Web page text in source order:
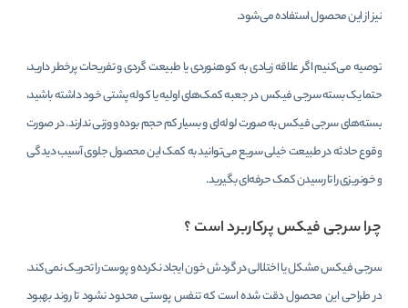
نیز از این محصول استفاده می‌شود.
توصیه می‌کنیم اگر علاقه زیادی به کوهنوردی یا طبیعت گردی و تفریحات پرخطر دارید،
حتما یک بسته سرجی فیکس در جعبه کمک‌های اولیه یا کوله پشتی خود داشته باشید،
بسته‌های سرجی فیکس به صورت لوله‌ای و بسیار کم حجم بوده و وزنی ندارند. در صورت
وقوع حادثه در طبیعت خیلی سریع می‌توانید به کمک این محصول جلوی آسیب دیدگی
و خونریزی را تا رسیدن کمک حرفه‌ای بگیرید.
چرا سرجی فیکس پرکاربرد است ؟
سرجی فیکس مشکل یا اختلالی در گردش خون ایجاد نکرده و پوست را تحریک نمی‌کند.
در طراحی این محصول دقت شده است که تنفس پوستی محدود نشود تا روند بهبود